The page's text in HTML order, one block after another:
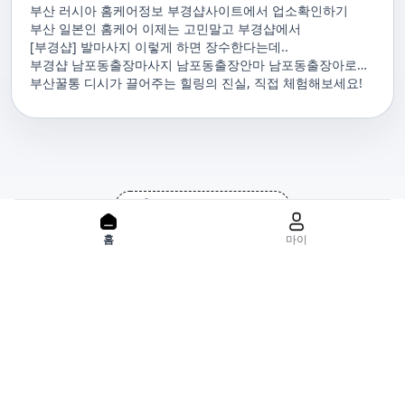
부산 러시아 홈케어정보 부경샵사이트에서 업소확인하기
부산 일본인 홈케어 이제는 고민말고 부경샵에서
[부경샵] 발마사지 이렇게 하면 장수한다는데..
부경샵 남포동출장마사지 남포동출장안마 남포동출장아로마
남포동홈마사지 남포동마사지출장
부산꿀통 디시가 끌어주는 힐링의 진실, 직접 체험해보세요!
PC 버젼으로 보기
홈 마이